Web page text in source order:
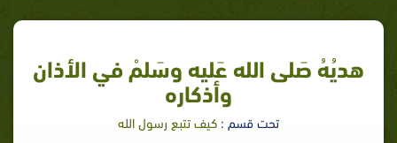
هديُهُ صَلى الله عَليه وسَلمْ في الأذان
وأذكاره
تحت قسم : كيف تتبع رسول الله